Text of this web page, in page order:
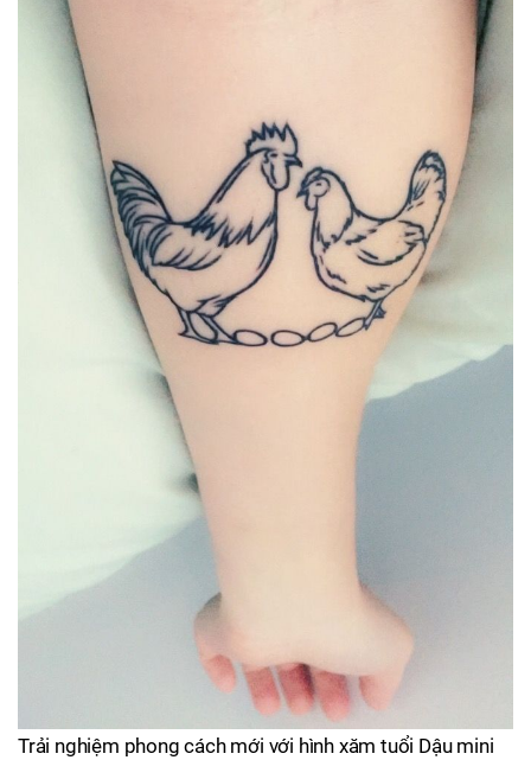
Trải nghiệm phong cách mới với hình xăm tuổi Dậu mini